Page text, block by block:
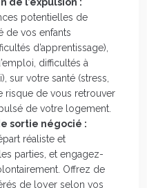
potentielles de
de vos enfants
d’apprentissage),
difficultés à
sur votre santé (stress,
risque de vous retrouver
de votre logement.
sortie négocié :
réaliste et
parties, et engagez-
Offrez de
de loyer selon vos